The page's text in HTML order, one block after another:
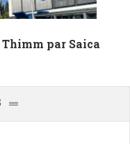
Thimm par Saica